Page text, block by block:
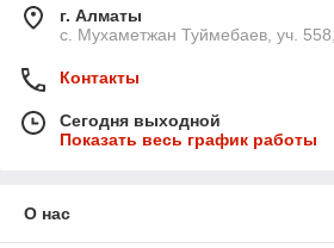
г. Алматы
с. Мухаметжан Туймебаев, уч.
Контакты
Сегодня выходной
Показать весь график работы
О нас